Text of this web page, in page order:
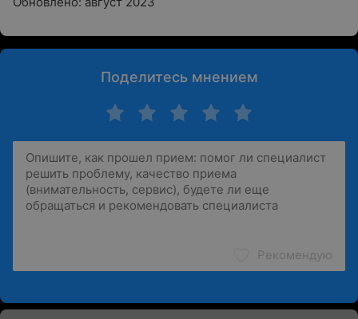
Поделитесь мнением
Рекомендую